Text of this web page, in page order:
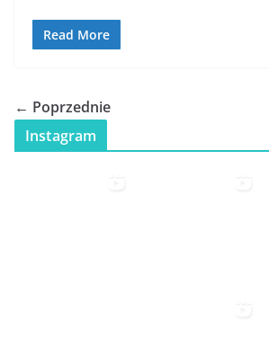
Read More
← Poprzednie
Instagram